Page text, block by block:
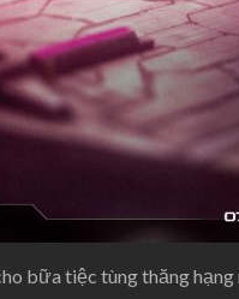
bữa tiệc tùng thăng hạng